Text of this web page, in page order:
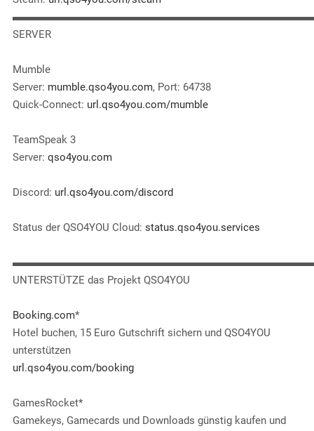
SERVER
Mumble
Server: mumble.qso4you.com, Port: 64738
Quick-Connect: url.qso4you.com/mumble
TeamSpeak 3
Server: qso4you.com
Discord: url.qso4you.com/discord
Status der QSO4YOU Cloud: status.qso4you.services
UNTERSTÜTZE das Projekt QSO4YOU
Booking.com*
Hotel buchen, 15 Euro Gutschrift sichern und QSO4YOU
unterstützen
url.qso4you.com/booking
GamesRocket*
Gamekeys, Gamecards und Downloads günstig kaufen und